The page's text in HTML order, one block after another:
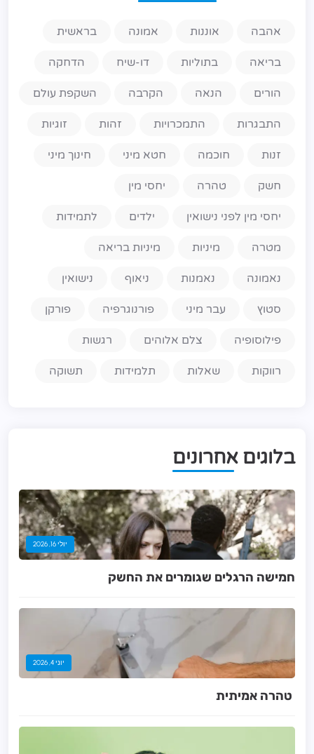
אהבה אוננות אמונה בראשית
בריאה בתוליות דו-שיח הדחקה
הורים הנאה הקרבה השקפת עולם
התבגרות התמכרויות זהות זוגיות
זנות חוכמה חטא מיני חינוך מיני
חשק טהרה יחסי מין
יחסי מין לפני נישואין ילדים לתמידות
מטרה מיניות מיניות בריאה
נאמונה נאמנות ניאוף נישואין
סטוץ עבר מיני פורנוגרפיה פורקן
פילוסופיה צלם אלוהים רגשות
רווקות שאלות תלמידות תשוקה
בלוגים אחרונים
יולי 16, 2026
חמישה הרגלים שגומרים את החשק
יוני 4, 2026